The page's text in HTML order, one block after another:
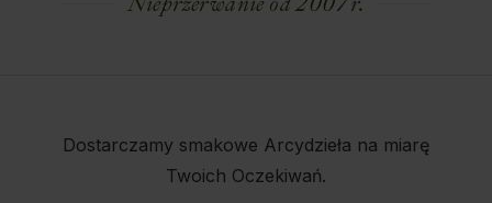
Dostarczamy smakowe Arcydzieła na miarę
Twoich Oczekiwań.